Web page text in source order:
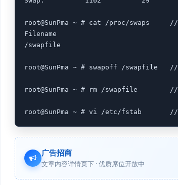
root@SunPma ~ # cat /proc/swaps     // 查
Filename
/swapfile
root@SunPma ~ # swapoff /swapfile   // 停
root@SunPma ~ # rm /swapfile        // 删
root@SunPma ~ # vi /etc/fstab       // 删
广告招商
文章内容详情页下 · 优质席位开放中